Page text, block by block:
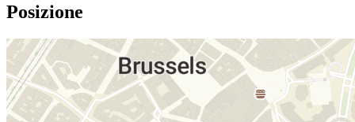
Posizione